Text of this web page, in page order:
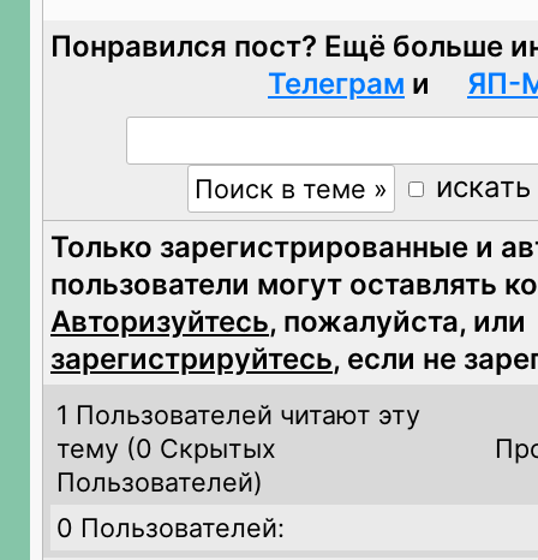
Понравился пост? Ещё больше
Телеграм и ЯП-
Только зарегистрированные и
пользователи могут оставлять
Авторизуйтесь, пожалуйста, или
зарегистрируйтесь, если не
1 Пользователей читают эту
тему (0 Скрытых
Пользователей)
0 Пользователей: